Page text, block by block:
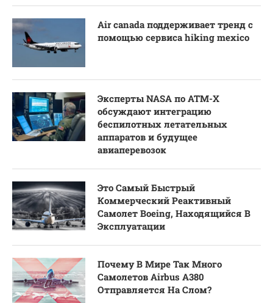
Air canada поддерживает тренд с
помощью сервиса hiking mexico
Эксперты NASA по ATM-X
обсуждают интеграцию
беспилотных летательных
аппаратов и будущее
авиаперевозок
Это Самый Быстрый
Коммерческий Реактивный
Самолет Boeing, Находящийся В
Эксплуатации
Почему В Мире Так Много
Самолетов Airbus A380
Отправляется На Слом?